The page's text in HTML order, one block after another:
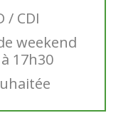
/ CDI
weekend
17h30